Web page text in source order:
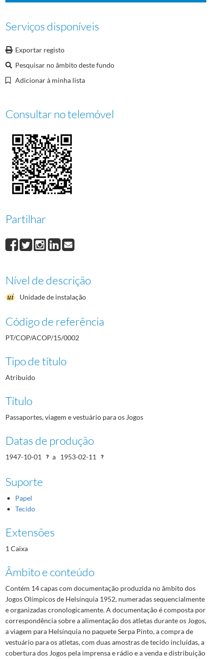
Serviços disponíveis
Exportar registo
Pesquisar no âmbito deste fundo
Adicionar à minha lista
Consultar no telemóvel
Partilhar
Nível de descrição
Unidade de instalação
Código de referência
PT/COP/ACOP/15/0002
Tipo de título
Atribuído
Título
Passaportes, viagem e vestuário para os Jogos
Datas de produção
1947-10-01 a 1953-02-11
Suporte
Papel
Tecido
Extensões
1 Caixa
Âmbito e conteúdo
Contém 14 capas com documentação produzida no âmbito dos
Jogos Olímpicos de Helsínquia 1952, numeradas sequencialmente
e organizadas cronologicamente. A documentação é composta por
correspondência sobre a alimentação dos atletas durante os Jogos,
a viagem para Helsínquia no paquete Serpa Pinto, a compra de
vestuário para os atletas, com duas amostras de tecido incluídas, a
cobertura dos Jogos pela imprensa e rádio e a venda e distribuição